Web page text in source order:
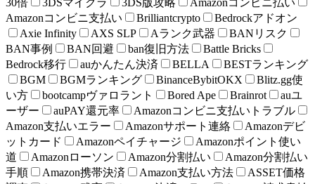
30倍
3DSマイクラ 3DS版攻略
Amazonコンビニ払い
Amazonコンビニ支払い
Brilliantcrypto
Bedrockアドオン
Axie Infinity
AXS SLP Aランク武器
BANリスク
BAN事例
BAN回避 ban復旧方法
Battle Bricks
Bedrock移行
auかんたん決済 BELLA
BESTランキング
BGM
BGMランキング BinanceBybitOKX
Blitz.gg使
い方
bootcampヴァロラント Bored Ape Brainrot
auユ
ーザー
auPAY還元率
Amazonコンビニ支払いトラブル
Amazon支払いエラー
Amazonサポート連絡
Amazonデビ
ットカード
Amazonペイチャージ
Amazonポイント使い
道
Amazonローソン Amazon分割払い
Amazon分割払い
手順
Amazon携帯決済 Amazon支払い方法
ASSET価格